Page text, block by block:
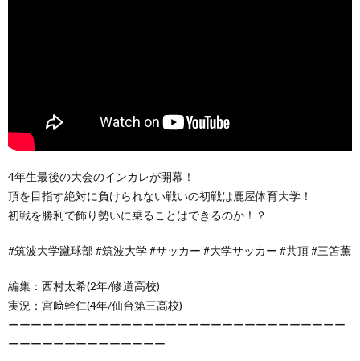
4年生最後の大会のインカレが開幕！
頂を目指す絶対に負けられない戦いの初戦は鹿屋体育大学！
初戦を勝利で飾り勢いに乗ることはできるのか！？
#筑波大学蹴球部 #筑波大学 #サッカー #大学サッカー #共頂 #三笘薫
編集：西村太希(2年/修道高校)
実況：宮﨑幹仁(4年/仙台第三高校)
ーーーーーーーーーーーーーーーーーーーーーーーーーーーーーー
ーーーーーーーーーーーーーー